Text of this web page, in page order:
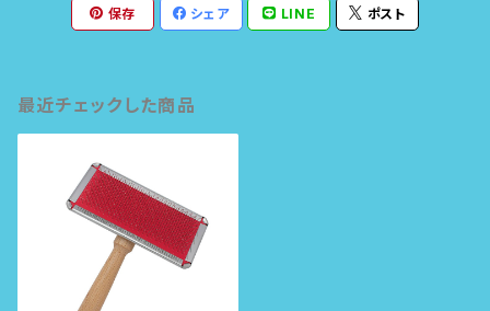
保存 シェア LINE ポスト
最近チェックした商品